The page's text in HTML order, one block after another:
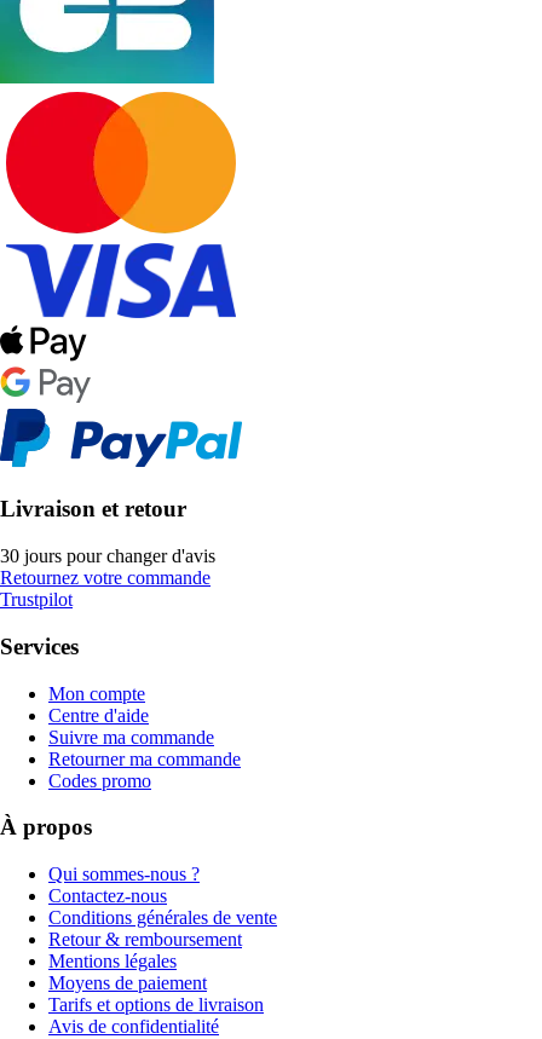
Livraison et retour
30 jours pour changer d'avis
Retournez votre commande
Trustpilot
Services
Mon compte
Centre d'aide
Suivre ma commande
Retourner ma commande
Codes promo
À propos
Qui sommes-nous ?
Contactez-nous
Conditions générales de vente
Retour & remboursement
Mentions légales
Moyens de paiement
Tarifs et options de livraison
Avis de confidentialité